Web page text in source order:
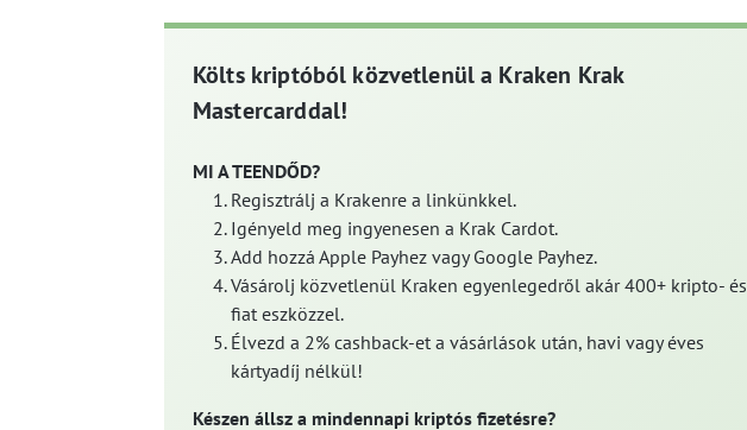
Költs kriptóból közvetlenül a Kraken Krak
Mastercarddal!
MI A TEENDŐD?
Regisztrálj a Krakenre a linkünkkel.
Igényeld meg ingyenesen a Krak Cardot.
Add hozzá Apple Payhez vagy Google Payhez.
Vásárolj közvetlenül Kraken egyenlegedről akár 400+ kripto- és
fiat eszközzel.
Élvezd a 2% cashback-et a vásárlások után, havi vagy éves
kártyadíj nélkül!
Készen állsz a mindennapi kriptós fizetésre?